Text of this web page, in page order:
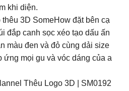
khi diện.
3D SomeHow đặt bên cạ
đắp canh sọc xéo tạo dấu ấn
màu đen và đỏ cùng dải size
ứng mọi gu và vóc dáng của a
Thêu Logo 3D | SM0192